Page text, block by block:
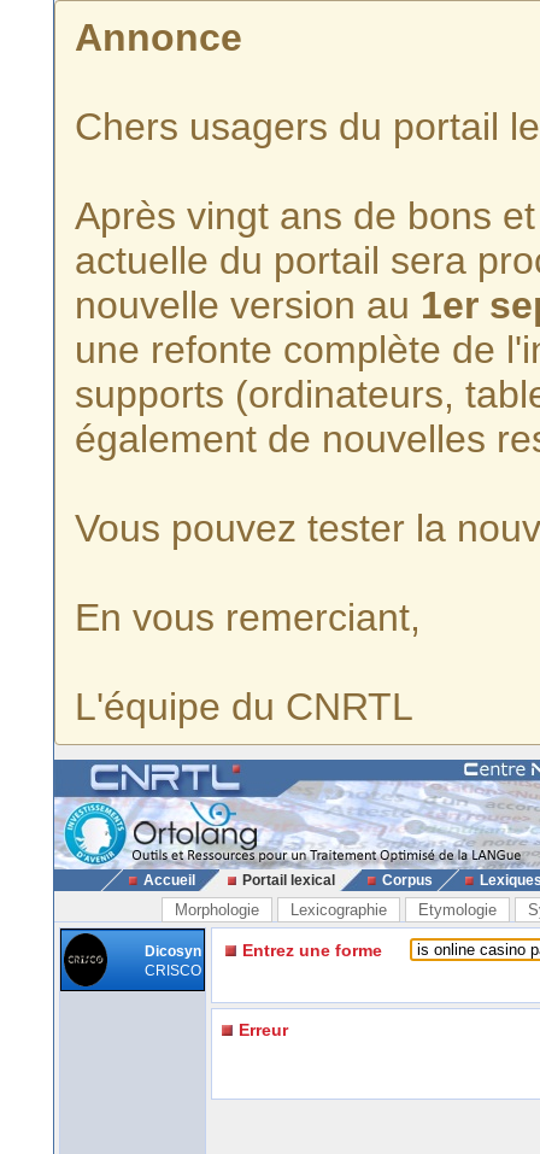
Annonce
Chers usagers du portail
Après vingt ans de bons
actuelle du portail sera
nouvelle version au 1er
une refonte complète de
supports (ordinateurs,
également de nouvelles
Vous pouvez tester la
En vous remerciant,
L'équipe du CNRTL
Accueil Portail lexical Corpus
Morphologie Lexicographie Etymologie
Dicosyn
CRISCO
Entrez une forme
Erreur